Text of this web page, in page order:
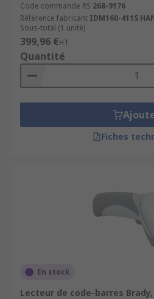
Code commande RS 268-9176
Référence fabricant IDM160-411S
Sous-total (1 unité)
399,96 €HT
Quantité
Fiches
En stock
Lecteur de code-barres